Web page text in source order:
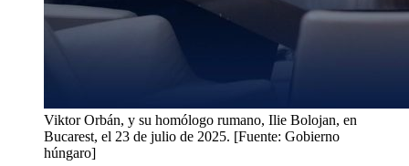
Viktor Orbán, y su homólogo rumano, Ilie Bolojan, en
Bucarest, el 23 de julio de 2025. [Fuente: Gobierno
húngaro]